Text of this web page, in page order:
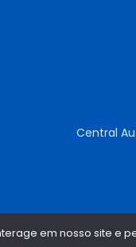
Central
em nosso site e